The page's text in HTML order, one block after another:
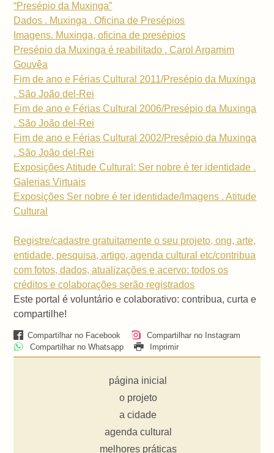
“Presépio da Muxinga”
Dados . Muxinga . Oficina de Presépios
Imagens. Muxinga, oficina de presépios
Presépio da Muxinga é reabilitado . Carol Argamim
Gouvêa
Fim de ano e Férias Cultural 2011/Presépio da Muxinga
. São João del-Rei
Fim de ano e Férias Cultural 2006/Presépio da Muxinga
. São João del-Rei
Fim de ano e Férias Cultural 2002/Presépio da Muxinga
. São João del-Rei
Exposições Atitude Cultural: Ser nobre é ter identidade .
Galerias Virtuais
Exposições Ser nobre é ter identidade/Imagens . Atitude
Cultural
Registre/cadastre gratuitamente o seu projeto, ong, arte,
entidade, pesquisa, artigo, agenda cultural etc/contribua
com fotos, dados, atualizações e acervo: todos os
créditos e colaborações serão registrados
Este portal é voluntário e colaborativo: contribua, curta e
compartilhe!
Compartilhar no Facebook
Compartilhar no Instagram
Compartilhar no Whatsapp
Imprimir
página inicial
o projeto
a cidade
agenda cultural
melhores práticas